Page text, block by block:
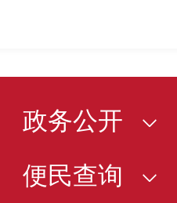
政务公开
便民查询